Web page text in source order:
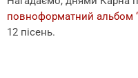
повноформатний альбом
12 пісень.